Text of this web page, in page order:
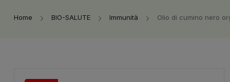
Home BIO-SALUTE Immunità Olio di cumino nero